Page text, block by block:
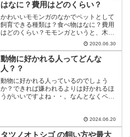
はなに？費用はどのくらい？
かわいいモモンガのなかでペットとして
飼育できる種類は？食べ物はなに？費用
はどのくらい？モモンガというと、木の
間を飛び交う姿を想像するかと思いま
す。外国では、野生のモモンガがたくさ
ん生息しておりますが、日本でも動物園
や、ペットとしても、見かけ...
2020.06.30
動物に好かれる人ってどんな
人？？
動物に好かれる人っているのでしょう
か？できれば嫌われるよりは好かれるほ
うがいいですよね・・。なんとなくペッ
いうイメージを持っている方もいるかも
しれませんね。今回は、動物...
2024.06.20
タツノオトシゴ の飼い方や最大